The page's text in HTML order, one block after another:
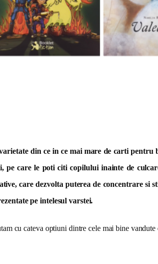
din ce in ce mai mare de carti pentru
care le poti citi copilului inainte de
care dezvolta puterea de concentrare si
pe intelesul varstei.
cu cateva optiuni dintre cele mai bine vandute